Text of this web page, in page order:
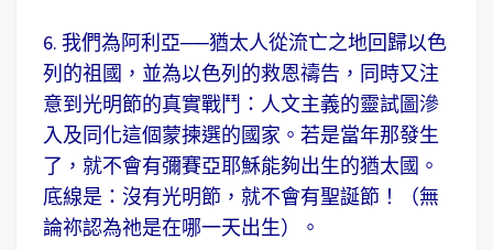
6. 我們為阿利亞──猶太人從流亡之地回歸以色
列的祖國，並為以色列的救恩禱告，同時又注
意到光明節的真實戰鬥：人文主義的靈試圖滲
入及同化這個蒙揀選的國家。若是當年那發生
了，就不會有彌賽亞耶穌能夠出生的猶太國。
底線是：沒有光明節，就不會有聖誕節！（無
論祢認為祂是在哪一天出生）。